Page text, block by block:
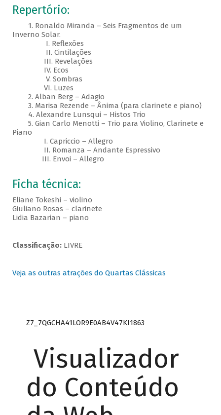
Repertório:
1. Ronaldo Miranda – Seis Fragmentos de um
Inverno Solar.
I. Reflexões
II. Cintilações
III. Revelações
IV. Ecos
V. Sombras
VI. Luzes
2. Alban Berg – Adagio
3. Marisa Rezende – Ânima (para clarinete e piano)
4. Alexandre Lunsqui – Histos Trio
5. Gian Carlo Menotti – Trio para Violino, Clarinete e
Piano
I. Capriccio – Allegro
II. Romanza – Andante Espressivo
III. Envoi – Allegro
Ficha técnica:
Eliane Tokeshi – violino
Giuliano Rosas – clarinete
Lidia Bazarian – piano
Classificação:LIVRE
Veja as outras atrações do Quartas Clássicas
Z7_7QGCHA41LOR9E0AB4V47KI1863
Visualizador
do Conteúdo